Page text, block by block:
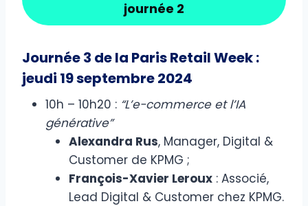
journée 2
Journée 3 de la Paris Retail Week :
jeudi 19 septembre 2024
10h – 10h20 : “L’e-commerce et l’IA
générative”
Alexandra Rus, Manager, Digital &
Customer de KPMG ;
François-Xavier Leroux : Associé,
Lead Digital & Customer chez KPMG.